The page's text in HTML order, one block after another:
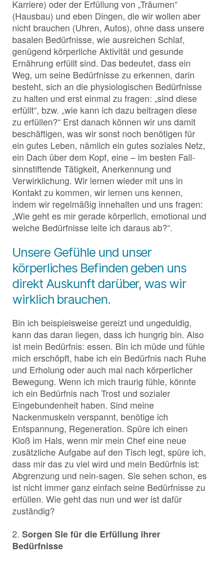
Karriere) oder der Erfüllung von „Träumen“
(Hausbau) und eben Dingen, die wir wollen aber
nicht brauchen (Uhren, Autos), ohne dass unsere
basalen Bedürfnisse, wie ausreichen Schlaf,
genügend körperliche Aktivität und gesunde
Ernährung erfüllt sind. Das bedeutet, dass ein
Weg, um seine Bedürfnisse zu erkennen, darin
besteht, sich an die physiologischen Bedürfnisse
zu halten und erst einmal zu fragen: „sind diese
erfüllt“, bzw. „wie kann ich dazu beitragen diese
zu erfüllen?“ Erst danach können wir uns damit
beschäftigen, was wir sonst noch benötigen für
ein gutes Leben, nämlich ein gutes soziales Netz,
ein Dach über dem Kopf, eine – im besten Fall-
sinnstiftende Tätigkeit, Anerkennung und
Verwirklichung. Wir lernen wieder mit uns in
Kontakt zu kommen, wir lernen uns kennen,
indem wir regelmäßig innehalten und uns fragen:
„Wie geht es mir gerade körperlich, emotional und
welche Bedürfnisse leite ich daraus ab?“.
Unsere Gefühle und unser
körperliches Befinden geben uns
direkt Auskunft darüber, was wir
wirklich brauchen.
Bin ich beispielsweise gereizt und ungeduldig,
kann das daran liegen, dass ich hungrig bin. Also
ist mein Bedürfnis: essen. Bin ich müde und fühle
mich erschöpft, habe ich ein Bedürfnis nach Ruhe
und Erholung oder auch mal nach körperlicher
Bewegung. Wenn ich mich traurig fühle, könnte
ich ein Bedürfnis nach Trost und sozialer
Eingebundenheit haben. Sind meine
Nackenmuskeln verspannt, benötige ich
Entspannung, Regeneration. Spüre ich einen
Kloß im Hals, wenn mir mein Chef eine neue
zusätzliche Aufgabe auf den Tisch legt, spüre ich,
dass mir das zu viel wird und mein Bedürfnis ist:
Abgrenzung und nein-sagen. Sie sehen schon, es
ist nicht immer ganz einfach seine Bedürfnisse zu
erfüllen. Wie geht das nun und wer ist dafür
zuständig?
2. Sorgen Sie für die Erfüllung ihrer
Bedürfnisse